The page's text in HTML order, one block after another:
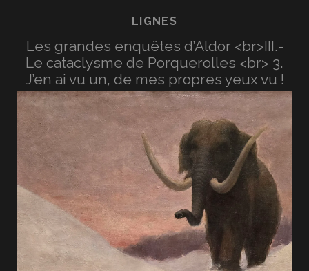
LIGNES
Les grandes enquêtes d’Aldor <br>III.-
Le cataclysme de Porquerolles <br> 3.
J’en ai vu un, de mes propres yeux vu !